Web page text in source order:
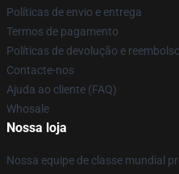
Políticas de envio e entrega
Termos de pagamento
Políticas de devolução e reembolso
Contacte-nos
Ajuda ao cliente (FAQ)
Whosale
Nossa loja
Nossa equipe de classe mundial